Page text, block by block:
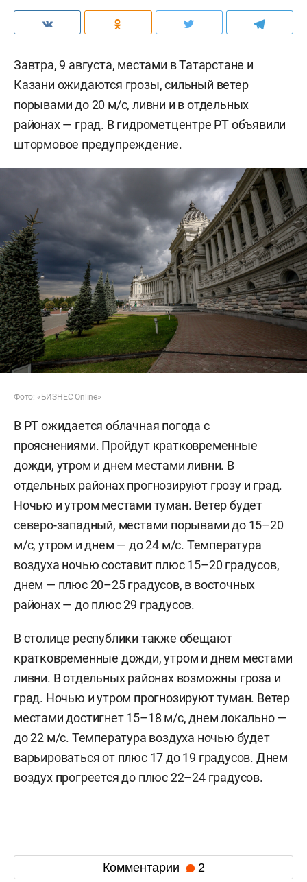
Завтра, 9 августа, местами в Татарстане и
Казани ожидаются грозы, сильный ветер
порывами до 20 м/c, ливни и в отдельных
районах — град. В гидрометцентре РТобъявили
штормовое предупреждение.
Фото: «БИЗНЕС Online»
В РТ ожидается облачная погода с
прояснениями. Пройдут кратковременные
дожди, утром и днем местами ливни. В
отдельных районах прогнозируют грозу и град.
Ночью и утром местами туман. Ветер будет
северо-западный, местами порывами до 15–20
м/c, утром и днем — до 24 м/с. Температура
воздуха ночью составит плюс 15–20 градусов,
днем — плюс 20–25 градусов, в восточных
районах — до плюс 29 градусов.
В столице республики также обещают
кратковременные дожди, утром и днем местами
ливни. В отдельных районах возможны гроза и
град. Ночью и утром прогнозируют туман. Ветер
местами достигнет 15–18 м/с, днем локально —
до 22 м/с. Температура воздуха ночью будет
варьироваться от плюс 17 до 19 градусов. Днем
воздух прогреется до плюс 22–24 градусов.
Комментарии 2